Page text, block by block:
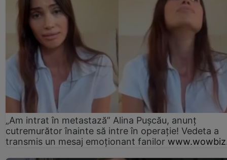
„Am intrat în metastază” Alina Pușcău, anunț
cutremurător înainte să intre în operație! Vedeta a
transmis un mesaj emoționant fanilor